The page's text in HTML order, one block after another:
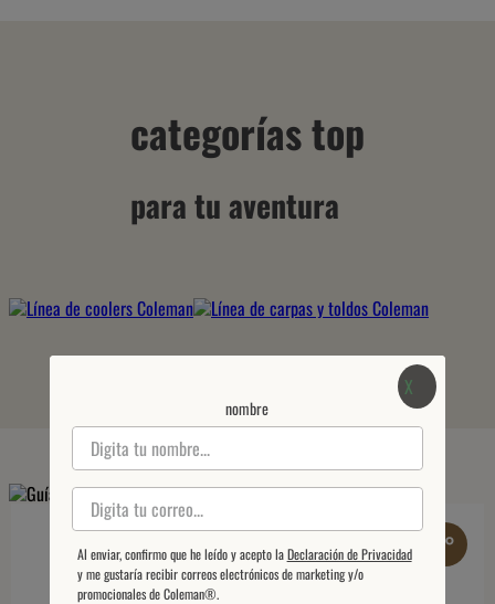
categorías top
para tu aventura
X
nombre
Al enviar, confirmo que he leído y acepto laDeclaración de Privacidad
y me gustaría recibir correos electrónicos de marketing y/o
promocionales de Coleman®.